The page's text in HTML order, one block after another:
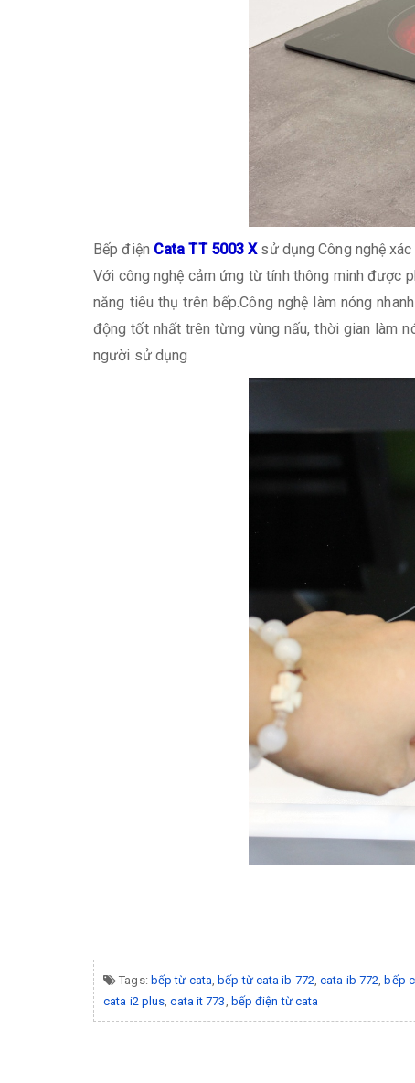
Bếp điện Cata TT 5003 Xsử dụng Công nghệ
Với công nghệ cảm ứng từ tính thông minh được
năng tiêu thụ trên bếp.Công nghệ làm nóng
động tốt nhất trên từng vùng nấu, thời gian làm
người sử dụng
Tags: bếp từ cata ,bếp từ cata ib 772 ,cata ib 772 ,bếp
cata i2 plus ,cata it 773 bếp điện từ cata